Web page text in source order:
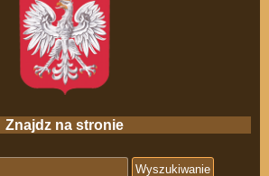
Znajdz na stronie